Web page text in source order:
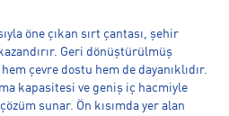
öne çıkan sırt çantası, şehir
Geri dönüştürülmüş
çevre dostu hem de dayanıklıdır.
kapasitesi ve geniş iç hacmiyle
sunar. Ön kısımda yer alan